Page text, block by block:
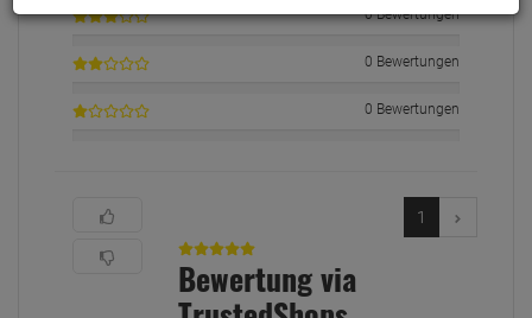
0 Bewertungen
0 Bewertungen
0 Bewertungen
1
Bewertung via